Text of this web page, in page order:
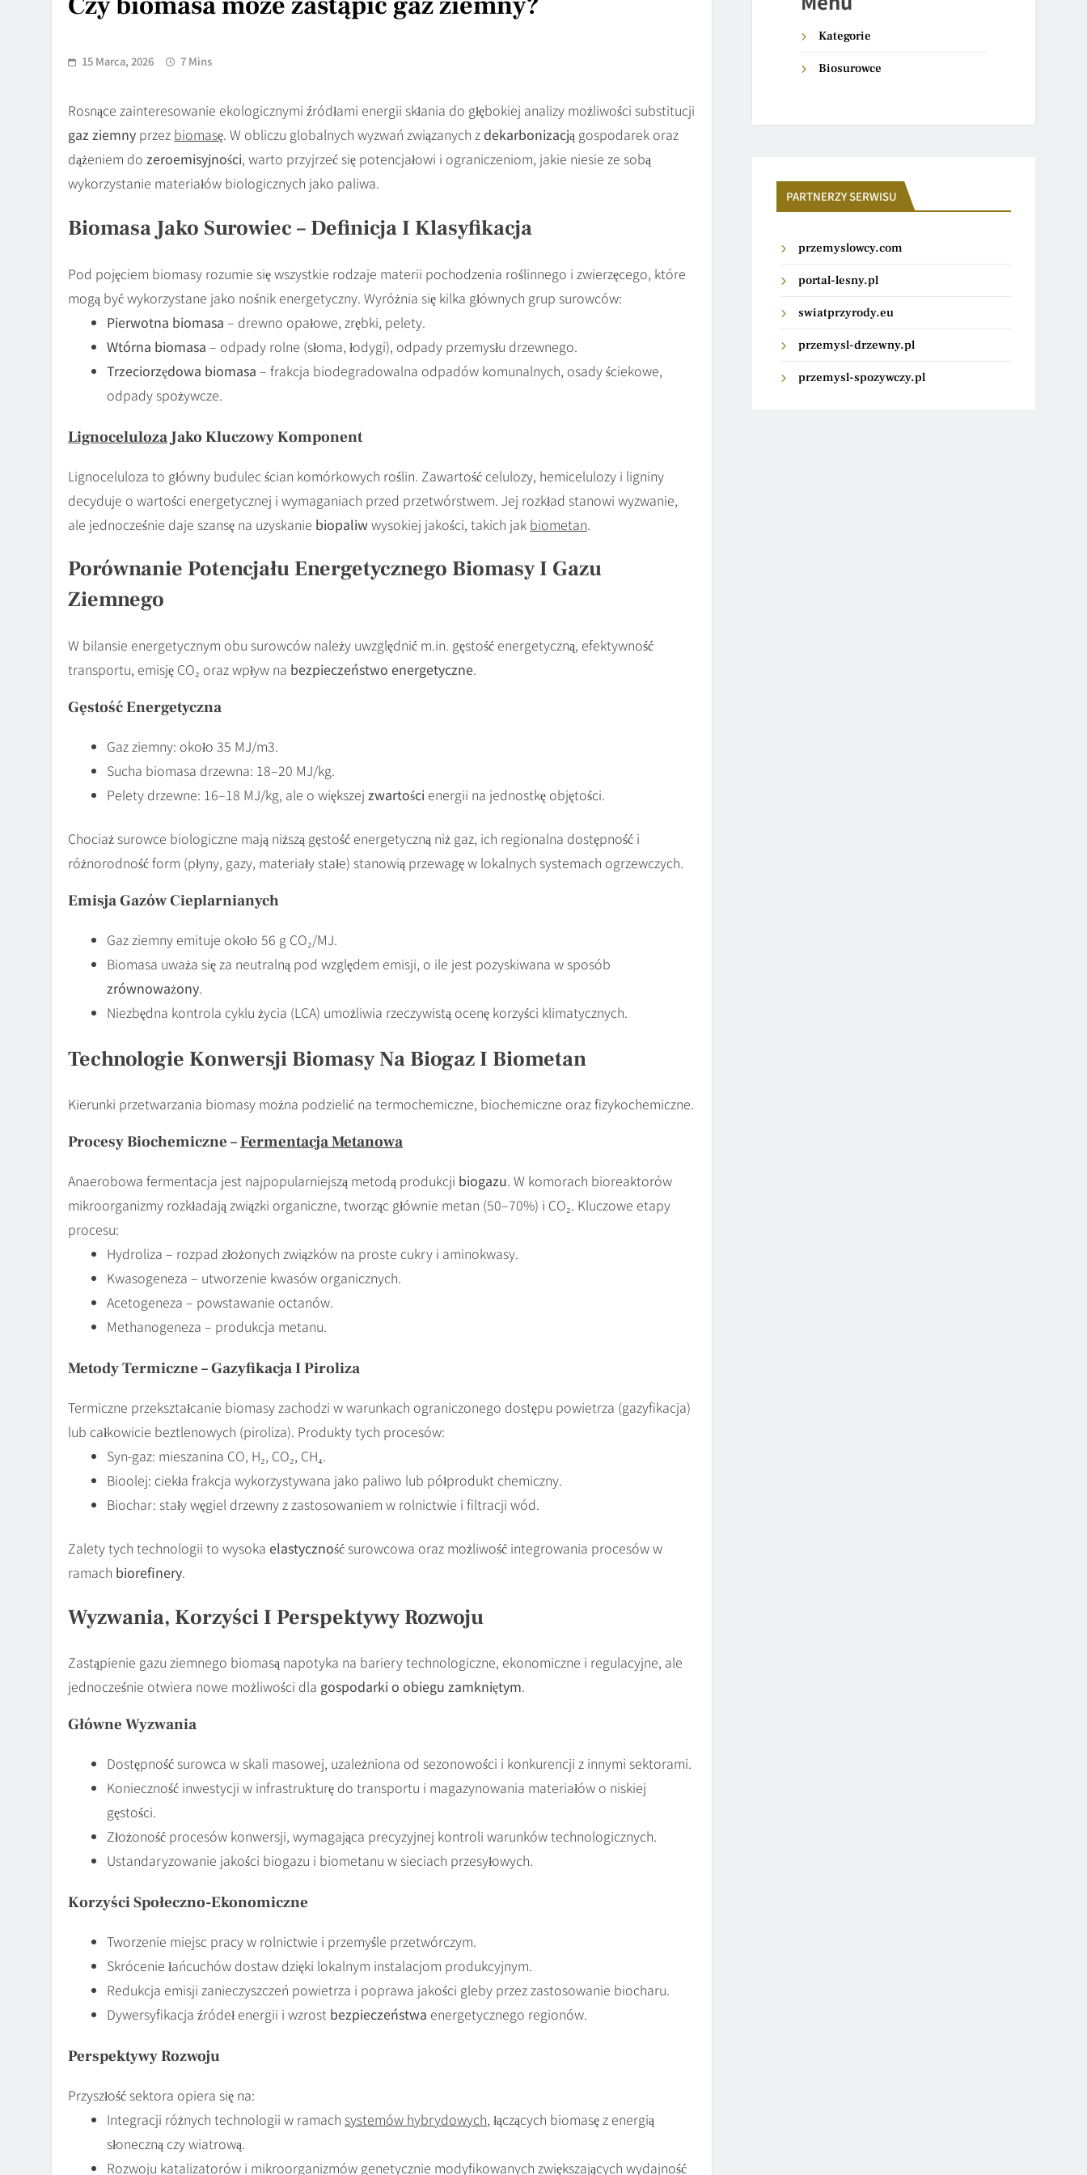
15 Marca, 2026 7 Mins
Rosnące zainteresowanie ekologicznymi źródłami energii skłania do głębokiej analizy możliwości substitucji
gaz ziemny przez biomasę. W obliczu globalnych wyzwań związanych zdekarbonizacją gospodarek oraz
dążeniem do zeroemisyjności, warto przyjrzeć się potencjałowi i ograniczeniom, jakie niesie ze sobą
wykorzystanie materiałów biologicznych jako paliwa.
Biomasa Jako Surowiec – Definicja I Klasyfikacja
Pod pojęciem biomasy rozumie się wszystkie rodzaje materii pochodzenia roślinnego i zwierzęcego, które
mogą być wykorzystane jako nośnik energetyczny. Wyróżnia się kilka głównych grup surowców:
Pierwotna biomasa – drewno opałowe, zrębki, pelety.
Wtórna biomasa – odpady rolne (słoma, łodygi), odpady przemysłu drzewnego.
Trzeciorzędowa biomasa – frakcja biodegradowalna odpadów komunalnych, osady ściekowe,
odpady spożywcze.
Lignoceluloza Jako Kluczowy Komponent
Lignoceluloza to główny budulec ścian komórkowych roślin. Zawartość celulozy, hemicelulozy i ligniny
decyduje o wartości energetycznej i wymaganiach przed przetwórstwem. Jej rozkład stanowi wyzwanie,
ale jednocześnie daje szansę na uzyskanie biopaliwwysokiej jakości, takich jak biometan.
Porównanie Potencjału Energetycznego Biomasy I Gazu
Ziemnego
W bilansie energetycznym obu surowców należy uwzględnić m.in. gęstość energetyczną, efektywność
transportu, emisję CO₂ oraz wpływ na bezpieczeństwo energetyczne.
Gęstość Energetyczna
Gaz ziemny: około 35 MJ/m3.
Sucha biomasa drzewna: 18–20 MJ/kg.
Pelety drzewne: 16–18 MJ/kg, ale o większej zwartości energii na jednostkę objętości.
Chociaż surowce biologiczne mają niższą gęstość energetyczną niż gaz, ich regionalna dostępność i
różnorodność form (płyny, gazy, materiały stałe) stanowią przewagę w lokalnych systemach ogrzewczych.
Emisja Gazów Cieplarnianych
Gaz ziemny emituje około 56 g CO₂/MJ.
Biomasa uważa się za neutralną pod względem emisji, o ile jest pozyskiwana w sposób
zrównoważony.
Niezbędna kontrola cyklu życia (LCA) umożliwia rzeczywistą ocenę korzyści klimatycznych.
Technologie Konwersji Biomasy Na Biogaz I Biometan
Kierunki przetwarzania biomasy można podzielić na termochemiczne, biochemiczne oraz fizykochemiczne.
Procesy Biochemiczne –Fermentacja Metanowa
Anaerobowa fermentacja jest najpopularniejszą metodą produkcji biogazu. W komorach bioreaktorów
mikroorganizmy rozkładają związki organiczne, tworząc głównie metan (50–70%) i CO₂. Kluczowe etapy
procesu:
Hydroliza – rozpad złożonych związków na proste cukry i aminokwasy.
Kwasogeneza – utworzenie kwasów organicznych.
Acetogeneza – powstawanie octanów.
Methanogeneza – produkcja metanu.
Metody Termiczne – Gazyfikacja I Piroliza
Termiczne przekształcanie biomasy zachodzi w warunkach ograniczonego dostępu powietrza (gazyfikacja)
lub całkowicie beztlenowych (piroliza). Produkty tych procesów:
Syn-gaz: mieszanina CO, H₂, CO₂, CH₄.
Bioolej: ciekła frakcja wykorzystywana jako paliwo lub półprodukt chemiczny.
Biochar: stały węgiel drzewny z zastosowaniem w rolnictwie i filtracji wód.
Zalety tych technologii to wysoka elastyczność surowcowa oraz możliwość integrowania procesów w
ramach biorefinery.
Wyzwania, Korzyści I Perspektywy Rozwoju
Zastąpienie gazu ziemnego biomasą napotyka na bariery technologiczne, ekonomiczne i regulacyjne, ale
jednocześnie otwiera nowe możliwości dla gospodarki o obiegu zamkniętym.
Główne Wyzwania
Dostępność surowca w skali masowej, uzależniona od sezonowości i konkurencji z innymi sektorami.
Konieczność inwestycji w infrastrukturę do transportu i magazynowania materiałów o niskiej
gęstości.
Złożoność procesów konwersji, wymagająca precyzyjnej kontroli warunków technologicznych.
Ustandaryzowanie jakości biogazu i biometanu w sieciach przesyłowych.
Korzyści Społeczno-Ekonomiczne
Tworzenie miejsc pracy w rolnictwie i przemyśle przetwórczym.
Skrócenie łańcuchów dostaw dzięki lokalnym instalacjom produkcyjnym.
Redukcja emisji zanieczyszczeń powietrza i poprawa jakości gleby przez zastosowanie biocharu.
Dywersyfikacja źródeł energii i wzrost bezpieczeństwa energetycznego regionów.
Perspektywy Rozwoju
Przyszłość sektora opiera się na:
Integracji różnych technologii w ramach systemów hybrydowych, łączących biomasę z energią
słoneczną czy wiatrową.
Rozwoju katalizatorów i mikroorganizmów genetycznie modyfikowanych zwiększających wydajność
Kategorie
Biosurowce
PARTNERZY SERWISU
przemyslowcy.com
portal-lesny.pl
swiatprzyrody.eu
przemysl-drzewny.pl
przemysl-spozywczy.pl